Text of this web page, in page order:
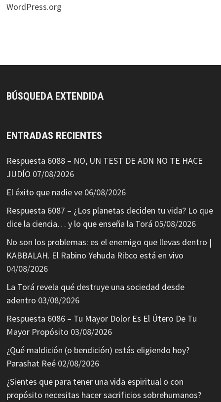
WordPress.org
BÚSQUEDA EXTENDIDA
ENTRADAS RECIENTES
Respuesta 6088 – NO, UN TEST DE ADN NO TE HACE
JUDÍO 07/08/2026
El éxito que nadie ve 06/08/2026
Respuesta 6087 – ¿Los planetas deciden tu vida? Lo que
dice la ciencia… y lo que enseña la Torá 05/08/2026
No son los problemas: es el enemigo que llevas dentro |
KABBALAH. El Rabino Yehuda Ribco está en vivo
04/08/2026
La Torá revela qué destruye una sociedad desde
adentro 03/08/2026
Respuesta 6086 – Tu Mayor Dolor Es El Útero De Tu
Mayor Propósito 03/08/2026
¿Qué maldición (o bendición) estás eligiendo hoy?
Parashat Reé 02/08/2026
¿Sientes que para tener una vida espiritual o con
propósito necesitas hacer sacrificios sobrehumanos?